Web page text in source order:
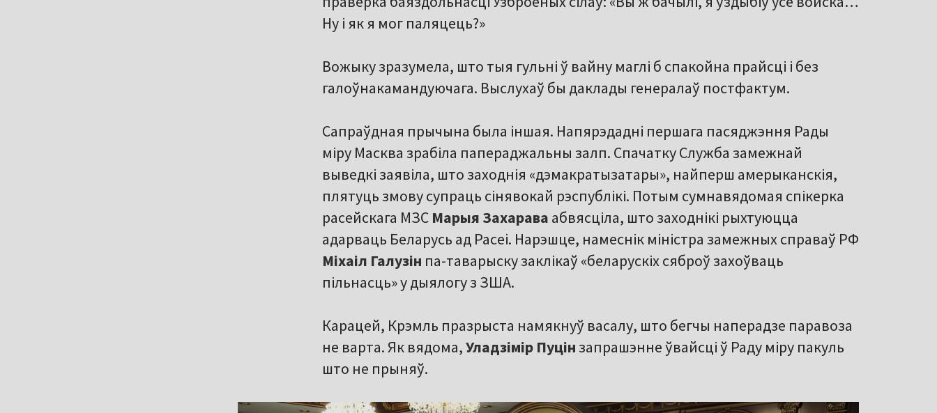
Ну і як я мог паляцець?»
Вожыку зразумела, што тыя гульні ў вайну маглі б спакойна прайсці і без
галоўнакамандуючага. Выслухаў бы даклады генералаў постфактум.
Сапраўдная прычына была іншая. Напярэдадні першага пасяджэння Рады
міру Масква зрабіла папераджальны залп. Спачатку Служба замежнай
выведкі заявіла, што заходнія «дэмакратызатары», найперш амерыканскія,
плятуць змову супраць сінявокай рэспублікі. Потым сумнавядомая спікерка
расейскага МЗС Марыя Захарава абвясціла, што заходнікі рыхтуюцца
адарваць Беларусь ад Расеі. Нарэшце, намеснік міністра замежных справаў РФ
Міхаіл Галузін па-таварыску заклікаў «беларускіх сяброў захоўваць
пільнасць» у дыялогу з ЗША.
Карацей, Крэмль празрыста намякнуў васалу, што бегчы наперадзе паравоза
не варта. Як вядома,Уладзімір Пуцінзапрашэнне ўвайсці ў Раду міру пакуль
што не прыняў.